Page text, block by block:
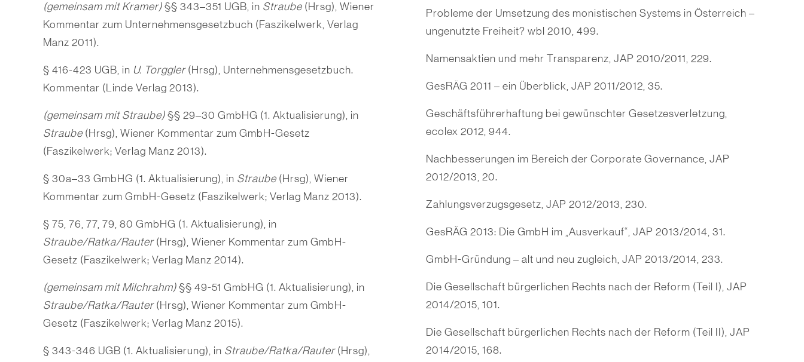
(gemeinsam mit Kramer) §§ 343–351 UGB, in Straube (Hrsg), Wiener
Kommentar zum Unternehmensgesetzbuch (Faszikelwerk, Verlag
Manz 2011).
§ 416-423 UGB, in U. Torggler(Hrsg), Unternehmensgesetzbuch.
Kommentar (Linde Verlag 2013).
(gemeinsam mit Straube) §§ 29–30 GmbHG (1. Aktualisierung), in
Straube (Hrsg), Wiener Kommentar zum GmbH-Gesetz
(Faszikelwerk; Verlag Manz 2013).
§ 30a–33 GmbHG (1. Aktualisierung), in Straube (Hrsg), Wiener
Kommentar zum GmbH-Gesetz (Faszikelwerk; Verlag Manz 2013).
§ 75, 76, 77, 79, 80 GmbHG (1. Aktualisierung), in
Straube/Ratka/Rauter(Hrsg), Wiener Kommentar zum GmbH-
Gesetz (Faszikelwerk; Verlag Manz 2014).
(gemeinsam mit Milchrahm) §§ 49-51 GmbHG (1. Aktualisierung), in
Straube/Ratka/Rauter(Hrsg), Wiener Kommentar zum GmbH-
Gesetz (Faszikelwerk; Verlag Manz 2015).
§ 343-346 UGB (1. Aktualisierung), in Straube/Ratka/Rauter(Hrsg),
Probleme der Umsetzung des monistischen Systems in Österreich –
ungenutzte Freiheit? wbl 2010, 499.
Namensaktien und mehr Transparenz, JAP 2010/2011, 229.
GesRÄG 2011 – ein Überblick, JAP 2011/2012, 35.
Geschäftsführerhaftung bei gewünschter Gesetzesverletzung,
ecolex 2012, 944.
Nachbesserungen im Bereich der Corporate Governance, JAP
2012/2013, 20.
Zahlungsverzugsgesetz, JAP 2012/2013, 230.
GesRÄG 2013: Die GmbH im „Ausverkauf“, JAP 2013/2014, 31.
GmbH-Gründung – alt und neu zugleich, JAP 2013/2014, 233.
Die Gesellschaft bürgerlichen Rechts nach der Reform (Teil I), JAP
2014/2015, 101.
Die Gesellschaft bürgerlichen Rechts nach der Reform (Teil II), JAP
2014/2015, 168.